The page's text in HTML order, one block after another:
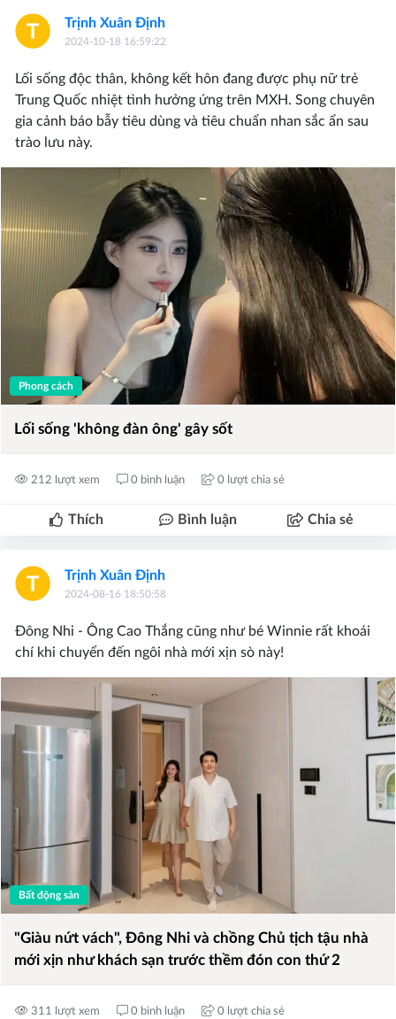
Trịnh Xuân Định
2024-10-18 16:59:22
Lối sống độc thân, không kết hôn đang được phụ nữ trẻ
Trung Quốc nhiệt tình hưởng ứng trên MXH. Song chuyên
gia cảnh báo bẫy tiêu dùng và tiêu chuẩn nhan sắc ẩn sau
trào lưu này.
Phong cách
Lối sống 'không đàn ông' gây sốt
212 lượt xem 0 bình luận 0 lượt chia sẻ
Thích Bình luận Chia sẻ
Trịnh Xuân Định
2024-08-16 18:50:58
Đông Nhi - Ông Cao Thắng cũng như bé Winnie rất khoái
chí khi chuyển đến ngôi nhà mới xịn sò này!
Bất động sản
"Giàu nứt vách", Đông Nhi và chồng Chủ tịch tậu nhà
mới xịn như khách sạn trước thềm đón con thứ 2
311 lượt xem 0 bình luận 0 lượt chia sẻ